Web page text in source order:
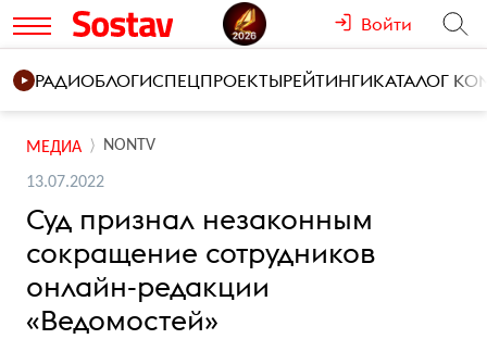
Войти
РАДИОБЛОГИСПЕЦПРОЕКТЫРЕЙТИНГИКАТАЛОГ
МЕДИА NONTV
13.07.2022
Суд признал незаконным
сокращение сотрудников
онлайн-редакции
«Ведомостей»